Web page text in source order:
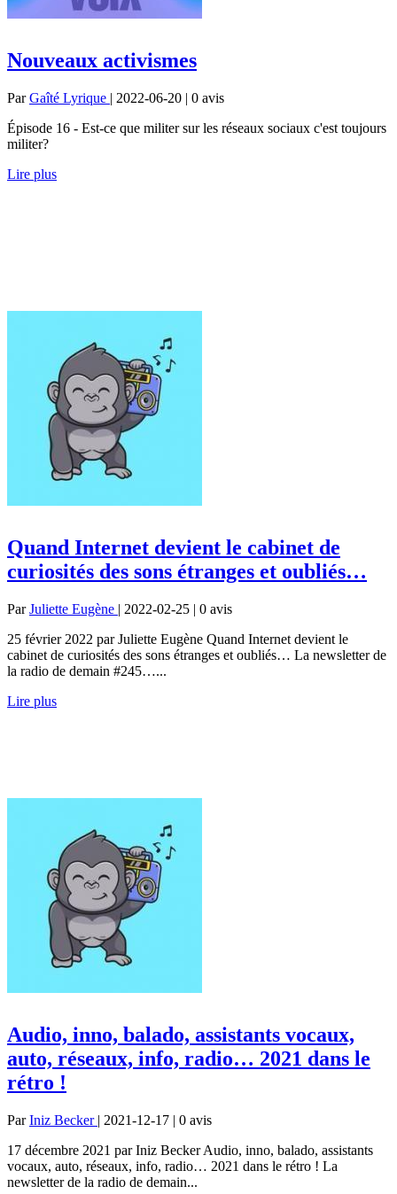
Nouveaux activismes
ParGaîté Lyrique | 2022-06-20 | 0 avis
Épisode 16 - Est-ce que militer sur les réseaux sociaux c'est toujours
militer?
Lire plus
Quand Internet devient le cabinet de
curiosités des sons étranges et oubliés…
ParJuliette Eugène | 2022-02-25 | 0 avis
25 février 2022 par Juliette Eugène Quand Internet devient le
cabinet de curiosités des sons étranges et oubliés… La newsletter de
la radio de demain #245…...
Lire plus
Audio, inno, balado, assistants vocaux,
auto, réseaux, info, radio… 2021 dans le
rétro !
ParIniz Becker | 2021-12-17 | 0 avis
17 décembre 2021 par Iniz Becker Audio, inno, balado, assistants
vocaux, auto, réseaux, info, radio… 2021 dans le rétro ! La
newsletter de la radio de demain...